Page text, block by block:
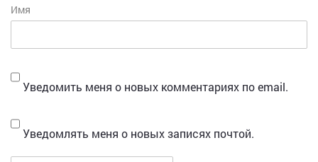
Имя
Уведомить меня о новых комментариях по email.
Уведомлять меня о новых записях почтой.